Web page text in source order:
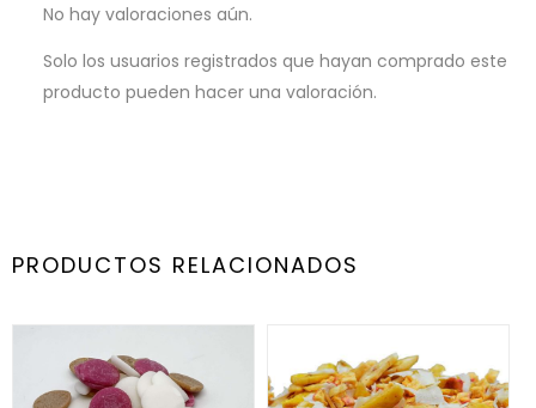
No hay valoraciones aún.
Solo los usuarios registrados que hayan comprado este
producto pueden hacer una valoración.
PRODUCTOS RELACIONADOS